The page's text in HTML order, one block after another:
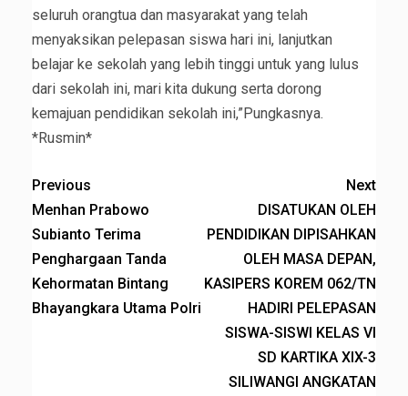
seluruh orangtua dan masyarakat yang telah
menyaksikan pelepasan siswa hari ini, lanjutkan
belajar ke sekolah yang lebih tinggi untuk yang lulus
dari sekolah ini, mari kita dukung serta dorong
kemajuan pendidikan sekolah ini,”Pungkasnya.
*Rusmin*
Previous
Menhan Prabowo
Subianto Terima
Penghargaan Tanda
Kehormatan Bintang
Bhayangkara Utama Polri
Next
DISATUKAN OLEH
PENDIDIKAN DIPISAHKAN
OLEH MASA DEPAN,
KASIPERS KOREM 062/TN
HADIRI PELEPASAN
SISWA-SISWI KELAS VI
SD KARTIKA XIX-3
SILIWANGI ANGKATAN